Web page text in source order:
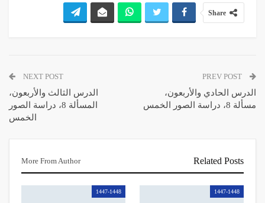
Share
الدرس الحادي والأربعون،
مسألة 8، دراسة الصور الخمس
NEXT POST
الدرس الثالث والأربعون،
المسألة 8، دراسة الصور
الخمس
Related Posts
More From Author
1447-1448
1447-1448